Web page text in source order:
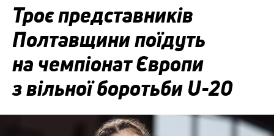
Троє представників
Полтавщини поїдуть
на чемпіонат Європи
з вільної боротьби U-20